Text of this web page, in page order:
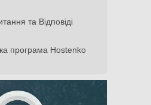
та Відповіді
програма Hostenko